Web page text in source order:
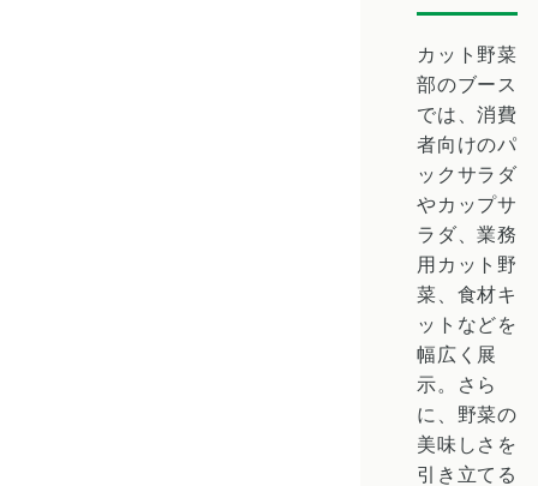
カット野菜
部のブース
では、消費
者向けのパ
ックサラダ
やカップサ
ラダ、業務
用カット野
菜、食材キ
ットなどを
幅広く展
示。さら
に、野菜の
美味しさを
引き立てる